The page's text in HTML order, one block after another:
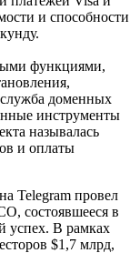
и способности
функциями,
доменных
инструменты
называлась
и оплаты
Telegram провел
состоявшееся в
успех. В рамках
$1,7 млрд,